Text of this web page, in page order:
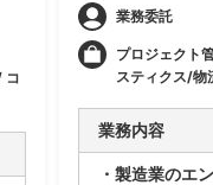
コ
業務委託
プロジェクト
スティクス/物
業務内容
・製造業のエ